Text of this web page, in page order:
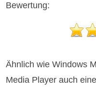
Bewertung:
Ähnlich wie Windows
Media Player auch